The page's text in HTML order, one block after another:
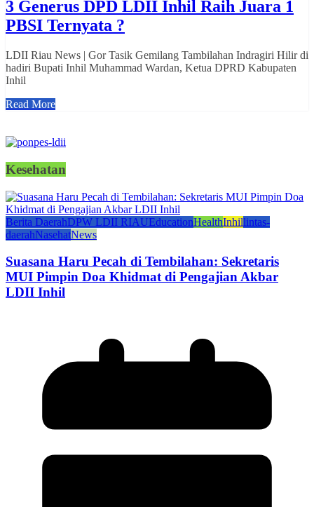
3 Generus DPD LDII Inhil Raih Juara 1
PBSI Ternyata ?
LDII Riau News | Gor Tasik Gemilang Tambilahan Indragiri Hilir di
hadiri Bupati Inhil Muhammad Wardan, Ketua DPRD Kabupaten
Inhil
Read More
Kesehatan
Berita DaerahDPW LDII RIAUEducationHealthInhillintas-
daerahNasehatNews
Suasana Haru Pecah di Tembilahan: Sekretaris
MUI Pimpin Doa Khidmat di Pengajian Akbar
LDII Inhil